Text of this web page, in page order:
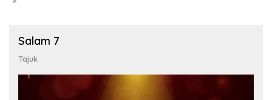
Salam 7
Tajuk